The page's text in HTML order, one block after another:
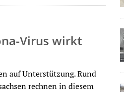
Virus wirkt
auf Unterstützung. Rund
rechnen in diesem